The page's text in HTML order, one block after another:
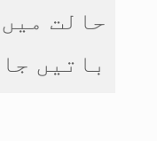
حالت
باتیں